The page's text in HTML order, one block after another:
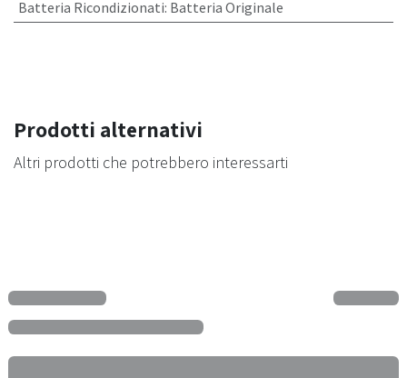
Batteria Ricondizionati: Batteria Originale
Prodotti alternativi
Altri prodotti che potrebbero interessarti